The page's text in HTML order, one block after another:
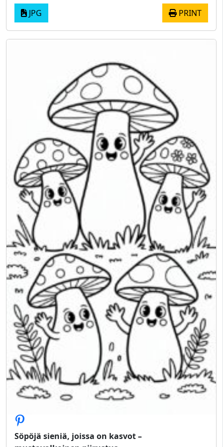
JPG PRINT
Söpöjä sieniä, joissa on kasvot –